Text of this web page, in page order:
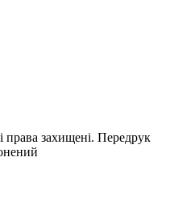
права захищенi. Передрук